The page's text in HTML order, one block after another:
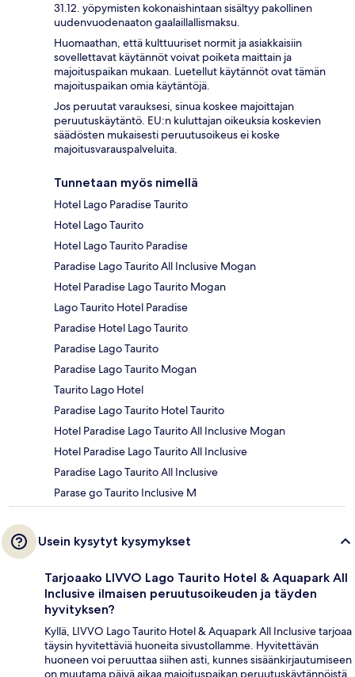
31.12. yöpymisten kokonaishintaan sisältyy pakollinen
uudenvuodenaaton gaalaillallismaksu.
Huomaathan, että kulttuuriset normit ja asiakkaisiin
sovellettavat käytännöt voivat poiketa maittain ja
majoituspaikan mukaan. Luetellut käytännöt ovat tämän
majoituspaikan omia käytäntöjä.
Jos peruutat varauksesi, sinua koskee majoittajan
peruutuskäytäntö. EU:n kuluttajan oikeuksia koskevien
säädösten mukaisesti peruutusoikeus ei koske
majoitusvarauspalveluita.
Tunnetaan myös nimellä
Hotel Lago Paradise Taurito
Hotel Lago Taurito
Hotel Lago Taurito Paradise
Paradise Lago Taurito All Inclusive Mogan
Hotel Paradise Lago Taurito Mogan
Lago Taurito Hotel Paradise
Paradise Hotel Lago Taurito
Paradise Lago Taurito
Paradise Lago Taurito Mogan
Taurito Lago Hotel
Paradise Lago Taurito Hotel Taurito
Hotel Paradise Lago Taurito All Inclusive Mogan
Hotel Paradise Lago Taurito All Inclusive
Paradise Lago Taurito All Inclusive
Parase go Taurito Inclusive M
Usein kysytyt kysymykset
Tarjoaako LIVVO Lago Taurito Hotel & Aquapark All
Inclusive ilmaisen peruutusoikeuden ja täyden
hyvityksen?
Kyllä, LIVVO Lago Taurito Hotel & Aquapark All Inclusive tarjoaa
täysin hyvitettäviä huoneita sivustollamme. Hyvitettävän
huoneen voi peruuttaa siihen asti, kunnes sisäänkirjautumiseen
on muutama päivä aikaa majoituspaikan peruutuskäytännöistä